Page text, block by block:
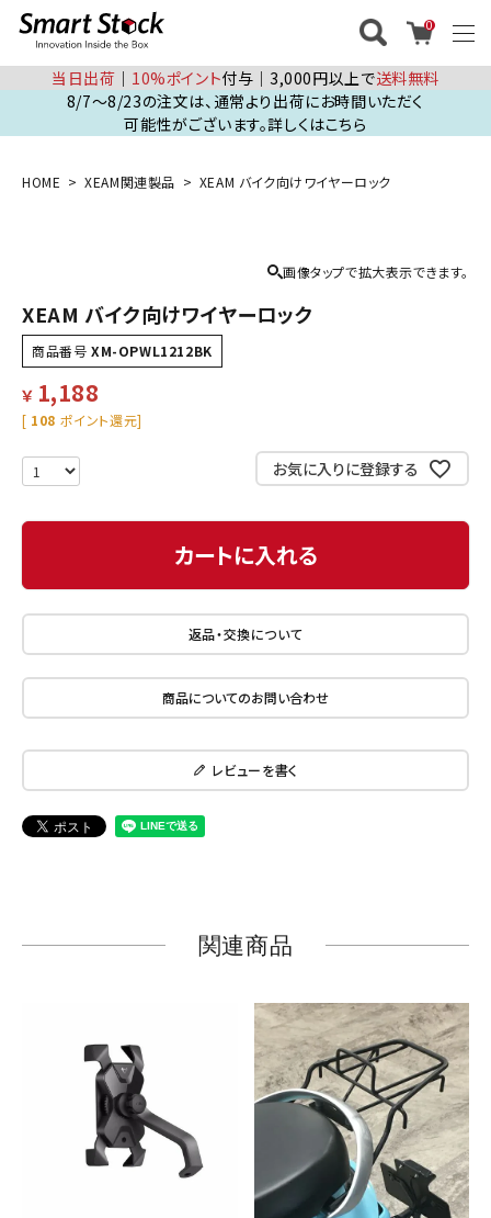
0
当日出荷 │ 10%ポイント付与│3,000円以上で送料無料
8/7～8/23の注文は、通常より出荷にお時間いただく
可能性がございます。詳しくはこちら
HOME XEAM関連製品 XEAM バイク向けワイヤーロック
画像タップで拡大表示できます。
XEAM バイク向けワイヤーロック
商品番号 XM-OPWL1212BK
￥ 1,188
[ 108 ポイント還元]
お気に入りに登録する
カートに入れる
返品・交換について
商品についてのお問い合わせ
レビューを書く
関連商品